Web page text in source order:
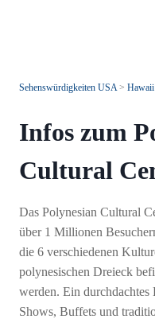
Sehenswürdigkeiten USA> Hawaii
Infos zum
Cultural
Das Polynesian Cultural
über 1 Millionen
die 6 verschiedenen
polynesischen Dreieck
werden. Ein
Shows, Buffets und